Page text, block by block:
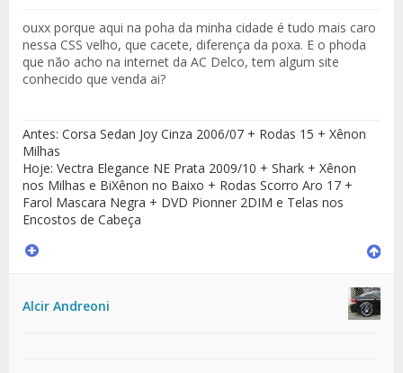
ouxx porque aqui na poha da minha cidade é tudo mais caro
nessa CSS velho, que cacete, diferença da poxa. E o phoda
que não acho na internet da AC Delco, tem algum site
conhecido que venda ai?
Antes: Corsa Sedan Joy Cinza 2006/07 + Rodas 15 + Xênon
Milhas
Hoje: Vectra Elegance NE Prata 2009/10 + Shark + Xênon
nos Milhas e BiXênon no Baixo + Rodas Scorro Aro 17 +
Farol Mascara Negra + DVD Pionner 2DIM e Telas nos
Encostos de Cabeça
Alcir Andreoni